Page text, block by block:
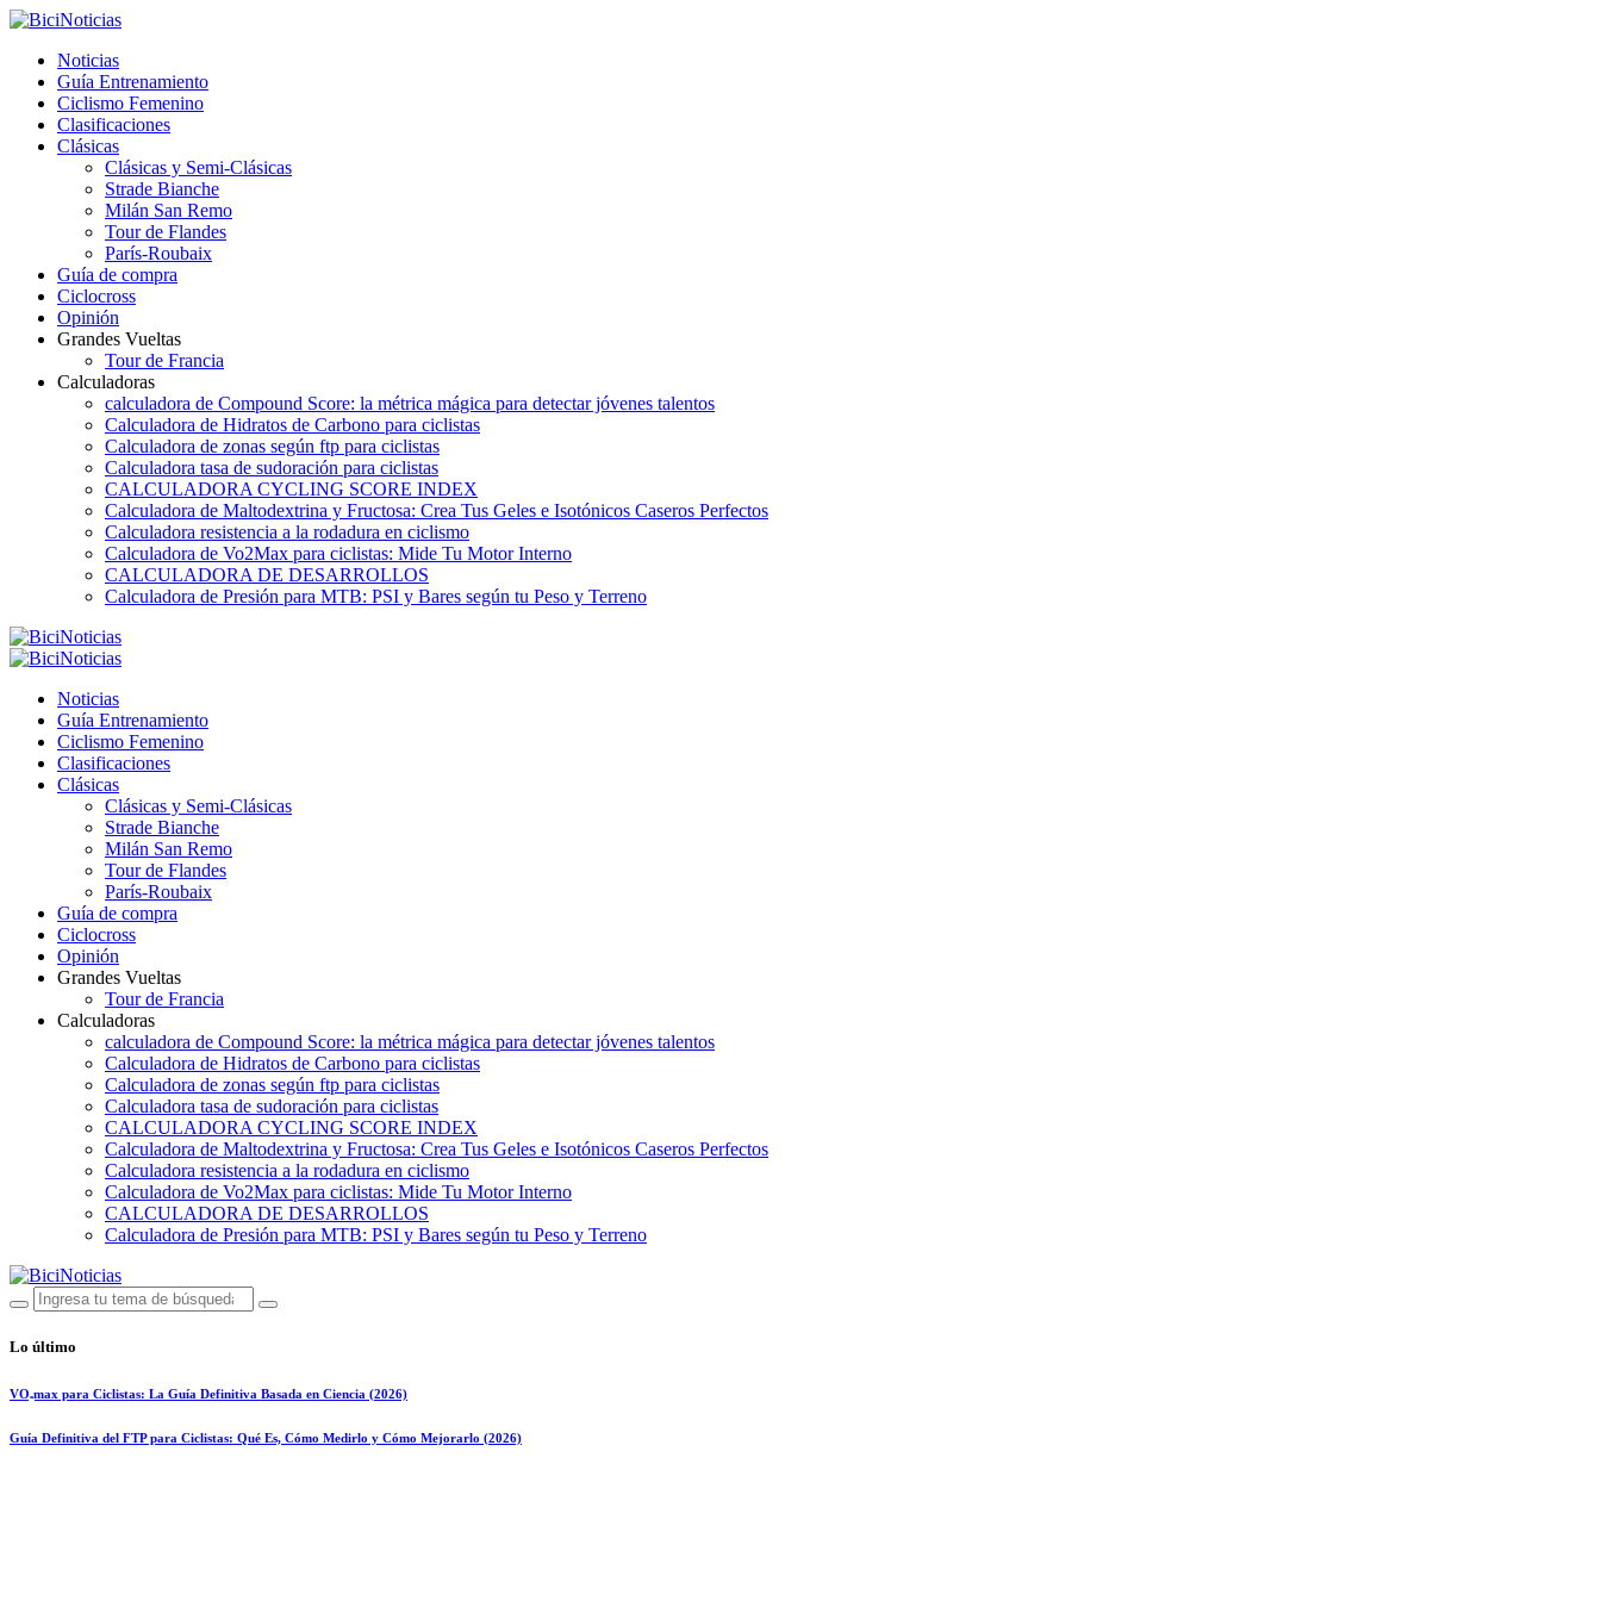
Noticias
Guía Entrenamiento
Ciclismo Femenino
Clasificaciones
Clásicas
Clásicas y Semi-Clásicas
Strade Bianche
Milán San Remo
Tour de Flandes
París-Roubaix
Guía de compra
Ciclocross
Opinión
Grandes Vueltas
Tour de Francia
Calculadoras
calculadora de Compound Score: la métrica mágica para detectar jóvenes talentos
Calculadora de Hidratos de Carbono para ciclistas
Calculadora de zonas según ftp para ciclistas
Calculadora tasa de sudoración para ciclistas
CALCULADORA CYCLING SCORE INDEX
Calculadora de Maltodextrina y Fructosa: Crea Tus Geles e Isotónicos Caseros Perfectos
Calculadora resistencia a la rodadura en ciclismo
Calculadora de Vo2Max para ciclistas: Mide Tu Motor Interno
CALCULADORA DE DESARROLLOS
Calculadora de Presión para MTB: PSI y Bares según tu Peso y Terreno
Noticias
Guía Entrenamiento
Ciclismo Femenino
Clasificaciones
Clásicas
Clásicas y Semi-Clásicas
Strade Bianche
Milán San Remo
Tour de Flandes
París-Roubaix
Guía de compra
Ciclocross
Opinión
Grandes Vueltas
Tour de Francia
Calculadoras
calculadora de Compound Score: la métrica mágica para detectar jóvenes talentos
Calculadora de Hidratos de Carbono para ciclistas
Calculadora de zonas según ftp para ciclistas
Calculadora tasa de sudoración para ciclistas
CALCULADORA CYCLING SCORE INDEX
Calculadora de Maltodextrina y Fructosa: Crea Tus Geles e Isotónicos Caseros Perfectos
Calculadora resistencia a la rodadura en ciclismo
Calculadora de Vo2Max para ciclistas: Mide Tu Motor Interno
CALCULADORA DE DESARROLLOS
Calculadora de Presión para MTB: PSI y Bares según tu Peso y Terreno
Lo último
VO₂max para Ciclistas: La Guía Definitiva Basada en Ciencia (2026)
Guía Definitiva del FTP para Ciclistas: Qué Es, Cómo Medirlo y Cómo Mejorarlo (2026)